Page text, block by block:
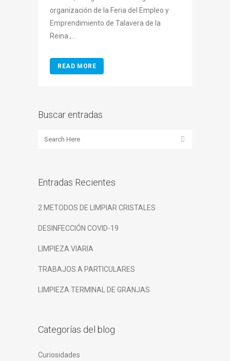
organización de la Feria del Empleo y
Emprendimiento de Talavera de la
Reina ,...
READ MORE
Buscar entradas
Entradas Recientes
2 METODOS DE LIMPIAR CRISTALES
DESINFECCIÓN COVID-19
LIMPIEZA VIARIA
TRABAJOS A PARTICULARES
LIMPIEZA TERMINAL DE GRANJAS
Categorías del blog
Curiosidades